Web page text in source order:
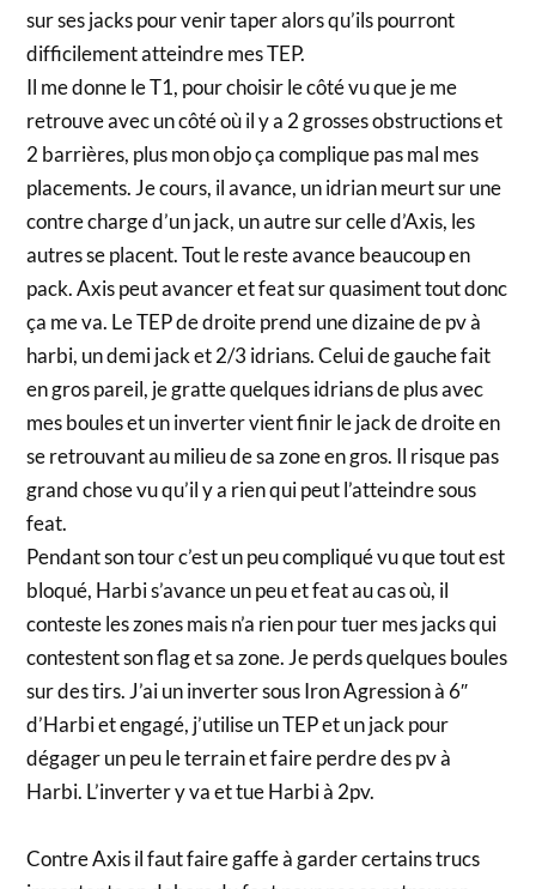
sur ses jacks pour venir taper alors qu’ils pourront
difficilement atteindre mes TEP.
Il me donne le T1, pour choisir le côté vu que je me
retrouve avec un côté où il y a 2 grosses obstructions et
2 barrières, plus mon objo ça complique pas mal mes
placements. Je cours, il avance, un idrian meurt sur une
contre charge d’un jack, un autre sur celle d’Axis, les
autres se placent. Tout le reste avance beaucoup en
pack. Axis peut avancer et feat sur quasiment tout donc
ça me va. Le TEP de droite prend une dizaine de pv à
harbi, un demi jack et 2/3 idrians. Celui de gauche fait
en gros pareil, je gratte quelques idrians de plus avec
mes boules et un inverter vient finir le jack de droite en
se retrouvant au milieu de sa zone en gros. Il risque pas
grand chose vu qu’il y a rien qui peut l’atteindre sous
feat.
Pendant son tour c’est un peu compliqué vu que tout est
bloqué, Harbi s’avance un peu et feat au cas où, il
conteste les zones mais n’a rien pour tuer mes jacks qui
contestent son flag et sa zone. Je perds quelques boules
sur des tirs. J’ai un inverter sous Iron Agression à 6″
d’Harbi et engagé, j’utilise un TEP et un jack pour
dégager un peu le terrain et faire perdre des pv à
Harbi. L’inverter y va et tue Harbi à 2pv.
Contre Axis il faut faire gaffe à garder certains trucs